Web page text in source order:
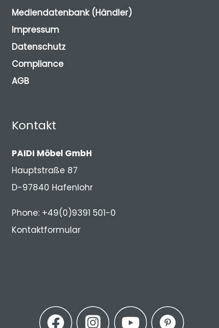
Mediendatenbank (Händler)
Impressum
Datenschutz
Compliance
AGB
Kontakt
PAIDI Möbel GmbH
Hauptstraße 87
D-97840 Hafenlohr
Phone: +49(0)9391 501-0
Kontaktformular